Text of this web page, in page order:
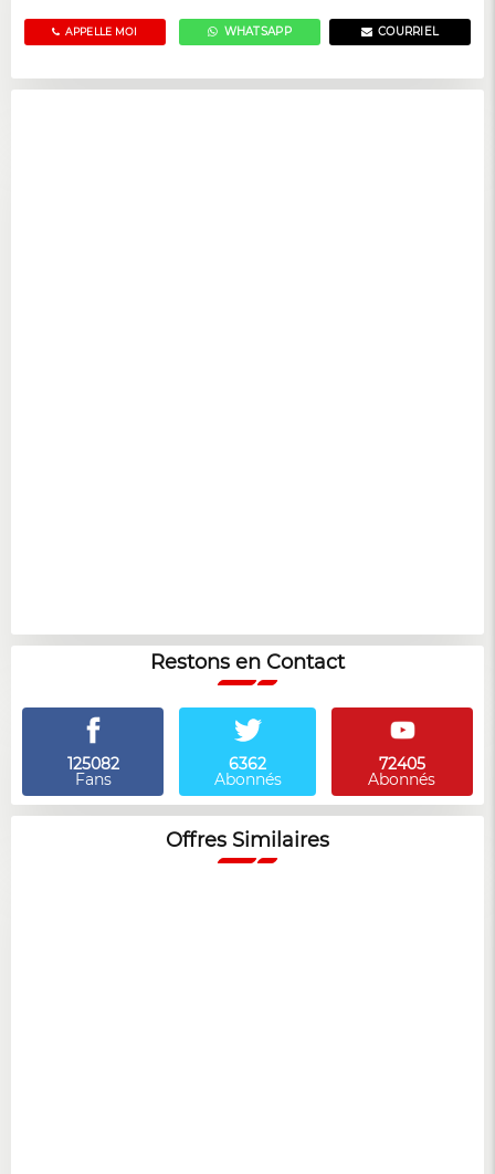
APPELLE MOI COURRIEL
WHATSAPP
Restons en Contact
125082
Fans
6362
Abonnés
72405
Abonnés
Offres Similaires